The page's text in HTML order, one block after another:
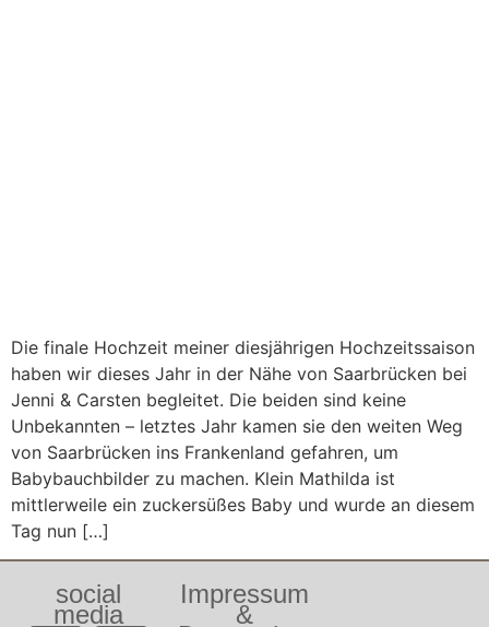
Die finale Hochzeit meiner diesjährigen Hochzeitssaison
haben wir dieses Jahr in der Nähe von Saarbrücken bei
Jenni & Carsten begleitet. Die beiden sind keine
Unbekannten – letztes Jahr kamen sie den weiten Weg
von Saarbrücken ins Frankenland gefahren, um
Babybauchbilder zu machen. Klein Mathilda ist
mittlerweile ein zuckersüßes Baby und wurde an diesem
Tag nun […]
social
media
Impressum
&